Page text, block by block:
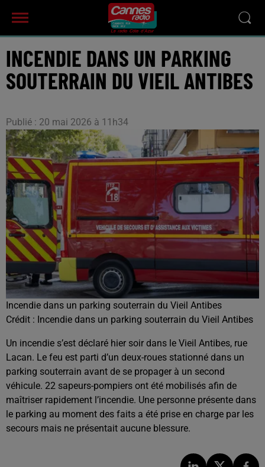
INCENDIE DANS UN PARKING
SOUTERRAIN DU VIEIL ANTIBES
Publié : 20 mai 2026 à 11h34
Incendie dans un parking souterrain du Vieil Antibes
Crédit : Incendie dans un parking souterrain du Vieil Antibes
Un incendie s’est déclaré hier soir dans le Vieil Antibes, rue
Lacan. Le feu est parti d’un deux-roues stationné dans un
parking souterrain avant de se propager à un second
véhicule. 22 sapeurs-pompiers ont été mobilisés afin de
maîtriser rapidement l’incendie. Une personne présente dans
le parking au moment des faits a été prise en charge par les
secours mais ne présentait aucune blessure.